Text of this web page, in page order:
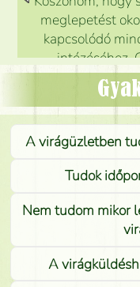
meglepetést
kapcsolódó
intézéséhez.
A virágüzletben
Tudok
Nem tudom mikor
A